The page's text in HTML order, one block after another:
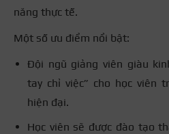
năng thực tế.
Một số ưu điểm nổi bật:
Đội ngũ giảng viên giàu
tay chỉ việc” cho học viên
hiện đại.
Học viên sẽ được đào tạo